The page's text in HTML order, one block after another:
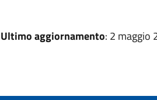
Ultimo aggiornamento: 2 maggio